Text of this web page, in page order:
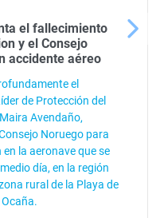
el fallecimiento
y el Consejo
accidente aéreo
el
de Protección del
Avendaño,
Noruego para
la aeronave que se
día, en la región
rural de la Playa de